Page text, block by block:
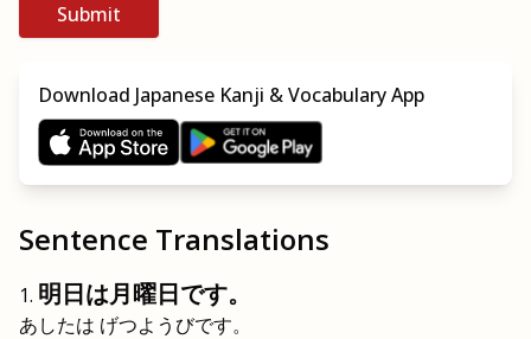
Submit
Download Japanese Kanji & Vocabulary App
Sentence Translations
明日は月曜日です。
あしたは げつようびです。